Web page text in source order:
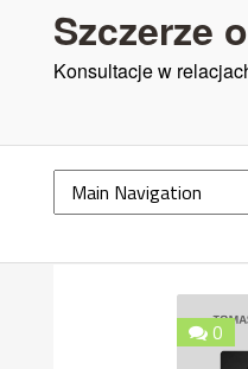
Szczerze
Konsultacje w
0